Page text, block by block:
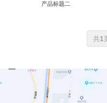
产品标题二
共1